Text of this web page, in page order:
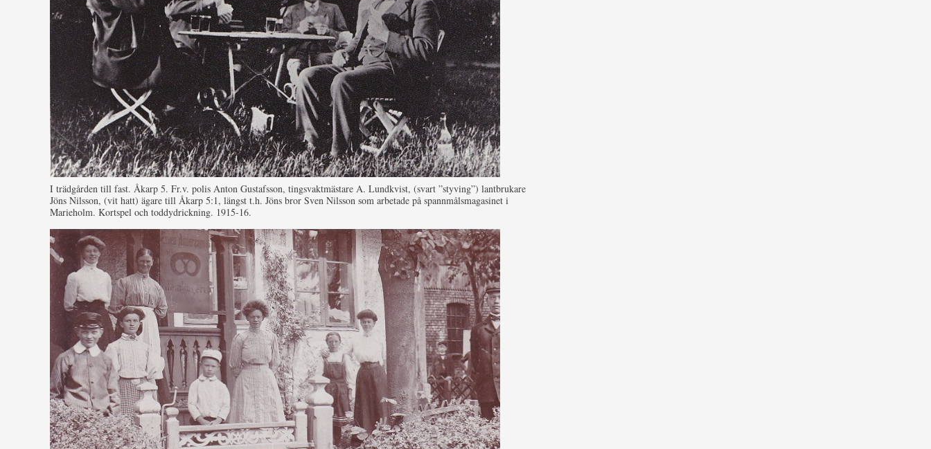
I trädgården till fast. Åkarp 5. Fr.v. polis Anton Gustafsson, tingsvaktmästare A. Lundkvist, (svart ”styving”) lantbrukare
Jöns Nilsson, (vit hatt) ägare till Åkarp 5:1, längst t.h. Jöns bror Sven Nilsson som arbetade på spannmålsmagasinet i
Marieholm. Kortspel och toddydrickning. 1915-16.